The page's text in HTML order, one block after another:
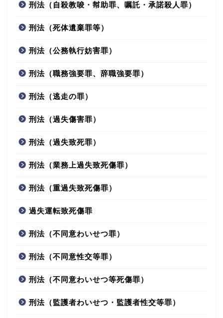
刑法（自殺教唆・幇助罪、嘱託・承諾殺人罪）
刑法（死体遺棄罪等）
刑法（公務執行妨害罪）
刑法（職務強要罪、辞職強要罪）
刑法（逃走の罪）
刑法（過失傷害罪）
刑法（過失致死罪）
刑法（業務上過失致死傷罪）
刑法（重過失致死傷罪）
過失運転致死傷罪
刑法（不同意わいせつ罪）
刑法（不同意性交等罪）
刑法（不同意わいせつ等死傷罪）
刑法（監護者わいせつ・監護者性交等罪）